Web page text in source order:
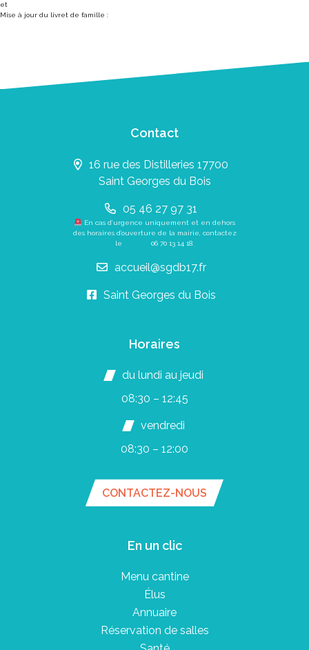
et
Mise à jour du livret de famille :
Contact
16 rue des Distilleries 17700
Saint Georges du Bois
05 46 27 97 31
En cas d’urgence uniquement et en dehors
des horaires d’ouverture de la mairie, contactez
le 06 70 13 14 18
accueil@sgdb17.fr
Saint Georges du Bois
Horaires
du lundi au jeudi
08:30 – 12:45
vendredi
08:30 – 12:00
CONTACTEZ-NOUS
En un clic
Menu cantine
Élus
Annuaire
Réservation de salles